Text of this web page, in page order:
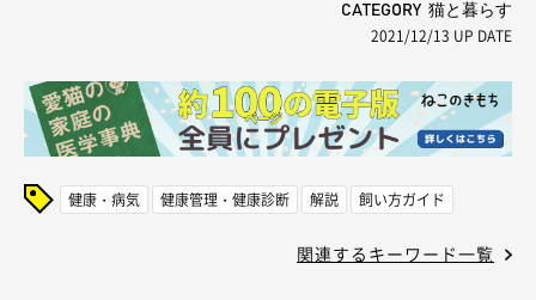
CATEGORY 猫と暮らす
2021/12/13 UP DATE
健康・病気 健康管理・健康診断 解説 飼い方ガイド
関連するキーワード一覧